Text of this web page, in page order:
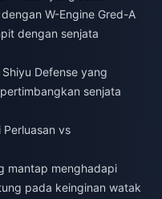
W-Engine Gred-A
dengan senjata
Defense yang
senjata
vs
mantap menghadapi
pada keinginan watak